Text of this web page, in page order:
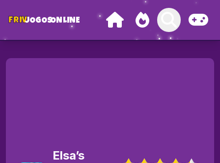
FRIVJOGOSONLINE
Elsa’s